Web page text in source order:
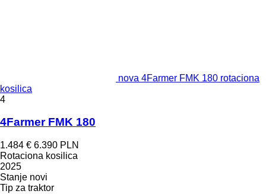
nova 4Farmer FMK 180 rotaciona
kosilica
4
4Farmer FMK 180
1.484 € 6.390 PLN
Rotaciona kosilica
2025
Stanje novi
Tip za traktor